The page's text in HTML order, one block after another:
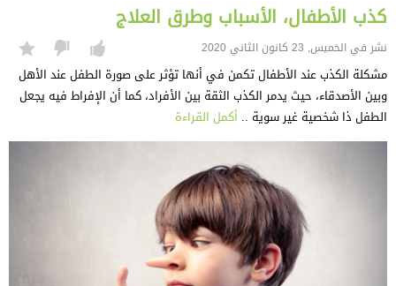
كذب الأطفال، الأسباب وطرق العلاج
نشر في الخميس, 23 كانون الثاني 2020
مشكلة الكذب عند الأطفال تكمن في أنها تؤثر على صورة الطفل عند الأهل
وبين الأصدقاء، حيث يدمر الكذب الثقة بين الأفراد، كما أن الإفراط فيه يجعل
الطفل ذا شخصية غير سوية .. أكمل القراءة